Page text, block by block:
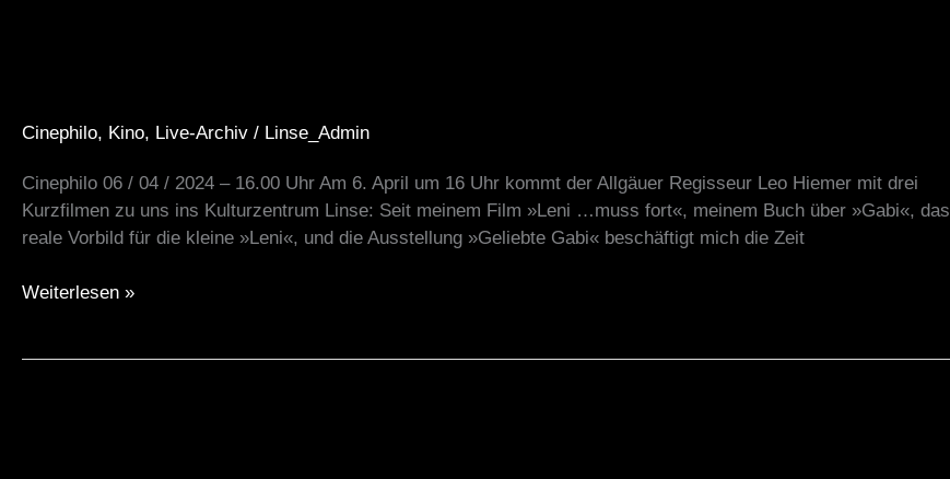
Cinephilo, Kino, Live-Archiv / Linse_Admin
Cinephilo 06 / 04 / 2024 – 16.00 Uhr Am 6. April um 16 Uhr kommt der Allgäuer Regisseur Leo Hiemer mit drei
Kurzfilmen zu uns ins Kulturzentrum Linse: Seit meinem Film »Leni …muss fort«, meinem Buch über »Gabi«, das
reale Vorbild für die kleine »Leni«, und die Ausstellung »Geliebte Gabi« beschäftigt mich die Zeit
06/04/24
Weiterlesen »